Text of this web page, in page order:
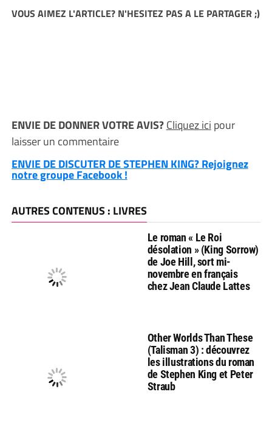
VOUS AIMEZ L'ARTICLE? N'HESITEZ PAS A LE PARTAGER ;)
ENVIE DE DONNER VOTRE AVIS?Cliquez ici pour
laisser un commentaire
ENVIE DE DISCUTER DE STEPHEN KING? Rejoignez
notre groupe Facebook !
AUTRES CONTENUS : LIVRES
Le roman « Le Roi
désolation » (King Sorrow)
de Joe Hill, sort mi-
novembre en français
chez Jean Claude Lattes
Other Worlds Than These
(Talisman 3) : découvrez
les illustrations du roman
de Stephen King et Peter
Straub